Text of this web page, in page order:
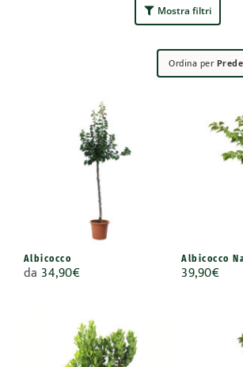
Mostra filtri
Ordina per
Albicocco
da34,90€
Albicocco
39,90€